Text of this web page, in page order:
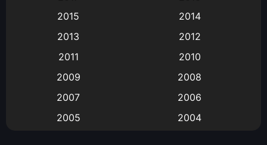
Animation แอนิเมชัน
(9)
Big tits (นมใหญ่)
Bitch (ผู้หญิงร่าน)
2015
2014
2013
2012
2011
2010
2009
2008
2007
2006
2005
2004